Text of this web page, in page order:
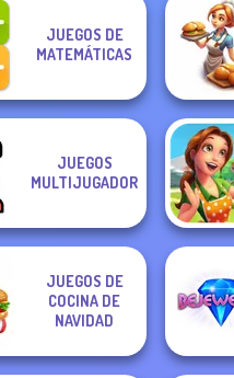
JUEGOS DE
MATEMÁTICAS
JUEGOS
MULTIJUGADOR
JUEGOS DE
COCINA DE
NAVIDAD